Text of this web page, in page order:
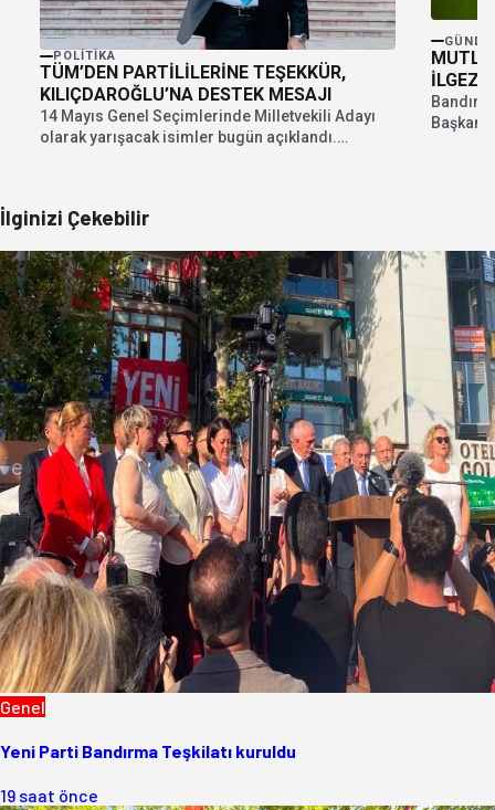
POLITIKA
TÜM’DEN PARTİLİLERİNE TEŞEKKÜR,
KILIÇDAROĞLU’NA DESTEK MESAJI
14 Mayıs Genel Seçimlerinde Milletvekili Adayı
olarak yarışacak isimler bugün açıklandı.
Başkan
İlginizi Çekebilir
Genel
Yeni Parti Bandırma Teşkilatı kuruldu
19 saat önce